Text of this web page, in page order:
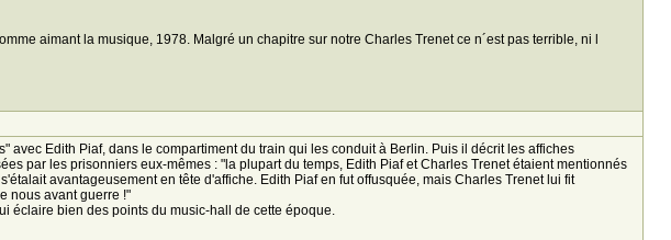
aimant la musique, 1978. Malgré un chapitre sur notre Charles Trenet ce n´est pas terrible, ni l
avec Edith Piaf, dans le compartiment du train qui les conduit à Berlin. Puis il décrit les affiches
par les prisonniers eux-mêmes : "la plupart du temps, Edith Piaf et Charles Trenet étaient mentionnés
avantageusement en tête d'affiche. Edith Piaf en fut offusquée, mais Charles Trenet lui fit
nous avant guerre !"
éclaire bien des points du music-hall de cette époque.